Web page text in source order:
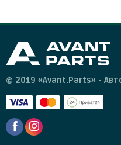
© 2019 «Avant.Parts» -